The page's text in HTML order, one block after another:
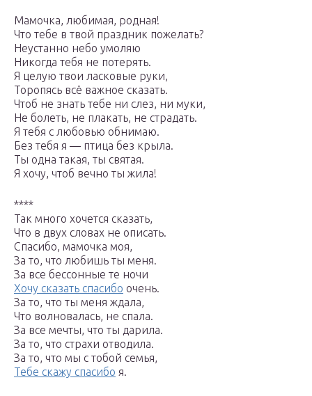
Мамочка, любимая, родная!
Что тебе в твой праздник пожелать?
Неустанно небо умоляю
Никогда тебя не потерять.
Я целую твои ласковые руки,
Торопясь всё важное сказать.
Чтоб не знать тебе ни слез, ни муки,
Не болеть, не плакать, не страдать.
Я тебя с любовью обнимаю.
Без тебя я — птица без крыла.
Ты одна такая, ты святая.
Я хочу, чтоб вечно ты жила!
****
Так много хочется сказать,
Что в двух словах не описать.
Спасибо, мамочка моя,
За то, что любишь ты меня.
За все бессонные те ночи
Хочу сказать спасибо очень.
За то, что ты меня ждала,
Что волновалась, не спала.
За все мечты, что ты дарила.
За то, что страхи отводила.
За то, что мы с тобой семья,
Тебе скажу спасибо я.